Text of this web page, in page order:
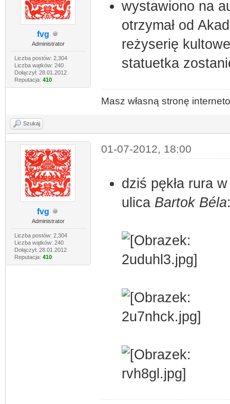
fvg
Administrator
Liczba postów: 2,304
Liczba wątków: 240
Dołączył: 28.01.2012
Reputacja: 410
wystawiono na
otrzymał od
reżyserię
statuetka
Masz własną stronę
Szukaj
fvg
Administrator
Liczba postów: 2,304
Liczba wątków: 240
Dołączył: 28.01.2012
Reputacja: 410
01-07-2012, 18:00
dziś pękła rura
ulica Bartok Béla